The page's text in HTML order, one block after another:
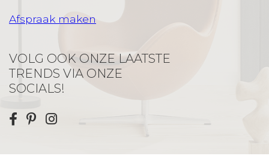
Afspraak maken
VOLG OOK ONZE LAATSTE
TRENDS VIA ONZE
SOCIALS!